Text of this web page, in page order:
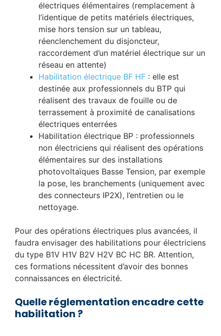
électriques élémentaires (remplacement à
l’identique de petits matériels électriques,
mise hors tension sur un tableau,
réenclenchement du disjoncteur,
raccordement d’un matériel électrique sur un
réseau en attente)
Habilitation électrique BF HF : elle est
destinée aux professionnels du BTP qui
réalisent des travaux de fouille ou de
terrassement à proximité de canalisations
électriques enterrées
Habilitation électrique BP : professionnels
non électriciens qui réalisent des opérations
élémentaires sur des installations
photovoltaïques Basse Tension, par exemple
la pose, les branchements (uniquement avec
des connecteurs IP2X), l’entretien ou le
nettoyage.
Pour des opérations électriques plus avancées, il
faudra envisager des habilitations pour électriciens
du type B1V H1V B2V H2V BC HC BR. Attention,
ces formations nécessitent d’avoir des bonnes
connaissances en électricité.
Quelle réglementation encadre cette
habilitation ?